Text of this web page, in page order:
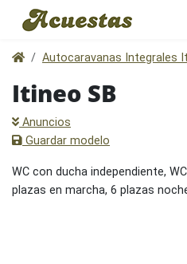
Autocaravanas Integrales
Itineo SB
Anuncios
Guardar modelo
WC con ducha independiente,
plazas en marcha, 6 plazas